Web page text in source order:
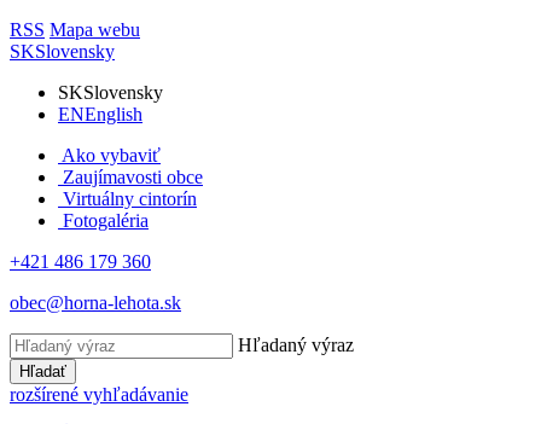
RSS Mapa webu
SKSlovensky
SKSlovensky
ENEnglish
Ako vybaviť
Zaujímavosti obce
Virtuálny cintorín
Fotogaléria
+421 486 179 360
obec@horna-lehota.sk
Hľadaný výraz
Hľadať
rozšírené vyhľadávanie